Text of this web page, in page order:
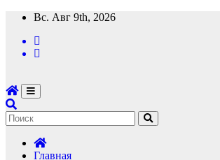
Перейти
содержимому
Вс. Авг 9th, 2026
Главная